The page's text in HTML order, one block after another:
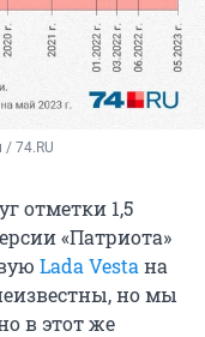
74.RU
отметки 1,5
«Патриота»
Lada Vesta на
но мы
в этот же